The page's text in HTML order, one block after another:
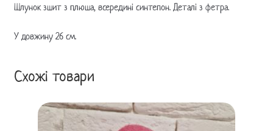
Шлунок зшит з плюша, всередині синтепон. Деталі з фетра.
У довжину 26 см.
Схожі товари